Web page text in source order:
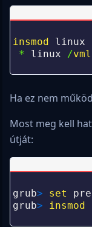
insmod linux
*
linux /
Ha ez nem
Most meg kell
útját:
grub> set
grub> insmod